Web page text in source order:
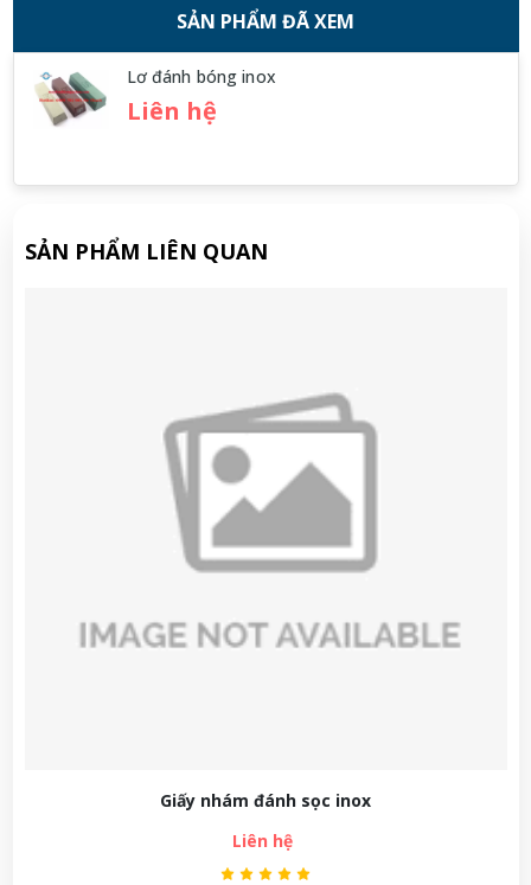
SẢN PHẨM ĐÃ XEM
Lơ đánh bóng inox
Liên hệ
SẢN PHẨM LIÊN QUAN
Giấy nhám đánh sọc inox
Liên hệ